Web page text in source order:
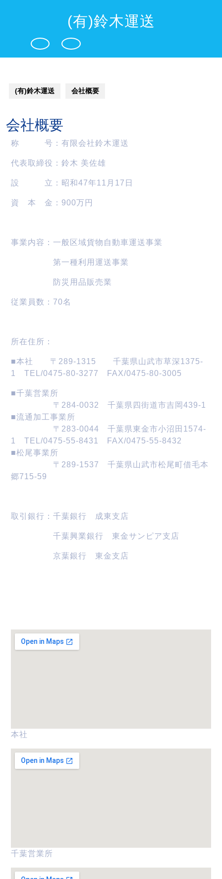
(有)鈴木運送
Open
(有)鈴木運送 会社概要
会社概要
称 号：有限会社鈴木運送
代表取締役：鈴木 美佐雄
設 立：昭和47年11月17日
資 本 金：900万円
事業内容：一般区域貨物自動車運送事業
第一種利用運送事業
防災用品販売業
従業員数：70名
所在住所：
■本社 〒289-1315 千葉県山武市草深1375-
1 TEL/0475-80-3277 FAX/0475-80-3005
■千葉営業所
〒284-0032 千葉県四街道市吉岡439-1
■流通加工事業所
〒283-0044 千葉県東金市小沼田1574-
1 TEL/0475-55-8431 FAX/0475-55-8432
■松尾事業所
〒289-1537 千葉県山武市松尾町借毛本
郷715-59
取引銀行：千葉銀行 成東支店
千葉興業銀行 東金サンピア支店
京葉銀行 東金支店
本社
千葉営業所